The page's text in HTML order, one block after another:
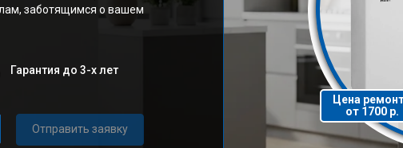
заботящимся о вашем
Гарантия до 3-х лет
Отправить заявку
Цена
от 1700 р.